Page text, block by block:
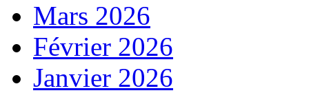
Mars 2026
Février 2026
Janvier 2026